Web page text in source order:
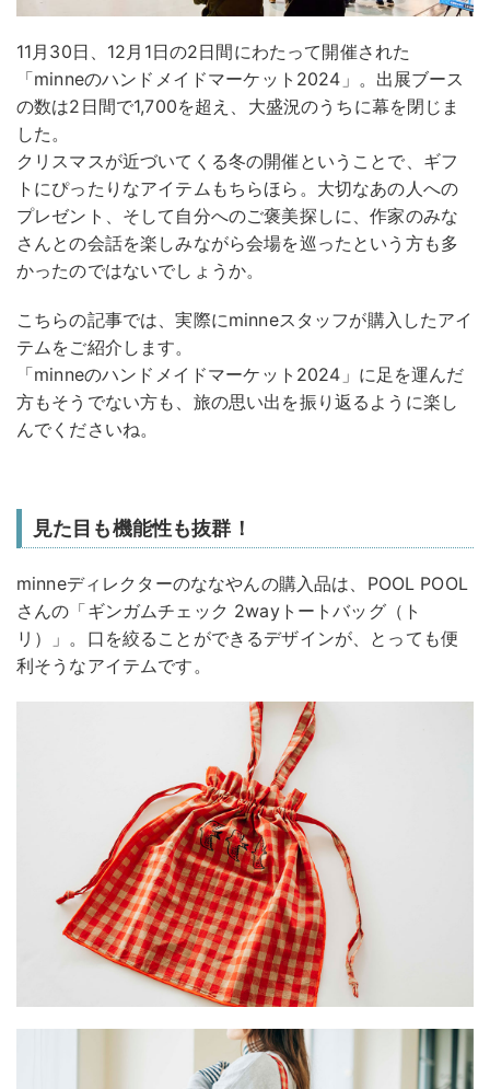
11月30日、12月1日の2日間にわたって開催された
「minneのハンドメイドマーケット2024」。出展ブース
の数は2日間で1,700を超え、大盛況のうちに幕を閉じま
した。
クリスマスが近づいてくる冬の開催ということで、ギフ
トにぴったりなアイテムもちらほら。大切なあの人への
プレゼント、そして自分へのご褒美探しに、作家のみな
さんとの会話を楽しみながら会場を巡ったという方も多
かったのではないでしょうか。
こちらの記事では、実際にminneスタッフが購入したアイ
テムをご紹介します。
「minneのハンドメイドマーケット2024」に足を運んだ
方もそうでない方も、旅の思い出を振り返るように楽し
んでくださいね。
見た目も機能性も抜群！
minneディレクターのななやんの購入品は、POOL POOL
さんの「ギンガムチェック 2wayトートバッグ（ト
リ）」。口を絞ることができるデザインが、とっても便
利そうなアイテムです。